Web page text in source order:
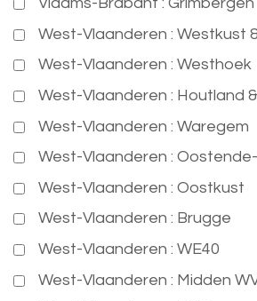
West-Vlaanderen : Westkust
West-Vlaanderen : Westhoek
West-Vlaanderen : Houtland
West-Vlaanderen : Waregem
West-Vlaanderen :
West-Vlaanderen : Oostkust
West-Vlaanderen : Brugge
West-Vlaanderen : WE40
West-Vlaanderen : Midden